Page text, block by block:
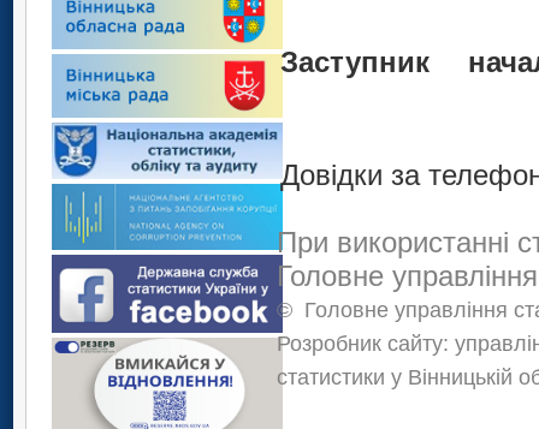
Довідки за
При використанні
Головне
© Головне управління
Розробник сайту:
статистики у Вінницькій